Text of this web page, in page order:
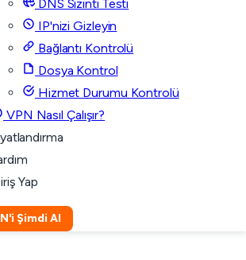
DNS Sızıntı Testi
IP'nizi Gizleyin
Bağlantı Kontrolü
Dosya Kontrol
Hizmet Durumu Kontrolü
VPN Nasıl Çalışır?
Yap
Şimdi Al